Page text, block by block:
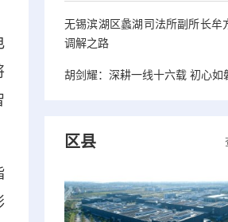
无锡滨湖区蠡湖司法所副所长牟
调解之路
胡剑耀：深耕一线十六载 初心如
区县